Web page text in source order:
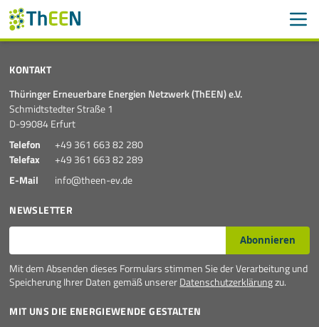
Suche
Navigation überspringen
ThEEN
Services
Mitglieder
Aktivitäten
Aktuelle Termine
Thüringer Wärmetagung 2026
KONTAKT
Thüringer Erneuerbare Energien Netzwerk (ThEEN) e.V.
Schmidtstedter Straße 1
D-99084 Erfurt
Telefon
+49 361 663 82 280
Telefax
+49 361 663 82 289
E-Mail
info@theen-ev.de
NEWSLETTER
E-Mail* Abonnieren
Mit dem Absenden dieses Formulars stimmen Sie der Verarbeitung und
Speicherung Ihrer Daten gemäß unsererDatenschutzerklärungzu.
MIT UNS DIE ENERGIEWENDE GESTALTEN